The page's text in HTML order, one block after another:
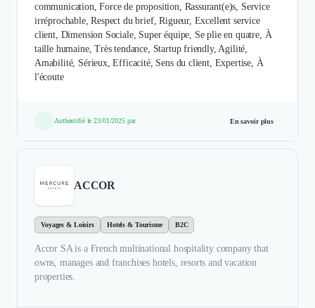
communication, Force de proposition, Rassurant(e)s, Service
irréprochable, Respect du brief, Rigueur, Excellent service
client, Dimension Sociale, Super équipe, Se plie en quatre, À
taille humaine, Très tendance, Startup friendly, Agilité,
Amabilité, Sérieux, Efficacité, Sens du client, Expertise, À
l'écoute
Authentifié le 23/01/2025 par En savoir plus
ACCOR
Voyages & Loisirs Hotels & Tourisme B2C
Accor SA is a French multinational hospitality company that
owns, manages and franchises hotels, resorts and vacation
properties.